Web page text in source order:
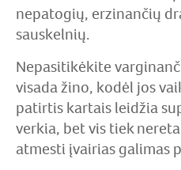
nepatogių, erzinančių
sauskelnių.
Nepasitikėkite
visada žino, kodėl jos
patirtis kartais leidžia
verkia, bet vis tiek
atmesti įvairias galimas